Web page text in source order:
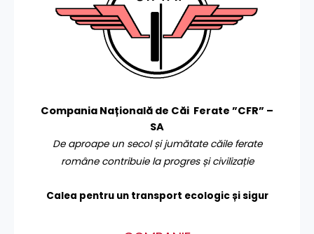
Compania Națională de Căi Ferate ”CFR” –
SA
De aproape un secol și jumătate căile ferate
române contribuie la progres și civilizație
Calea pentru un transport ecologic și sigur